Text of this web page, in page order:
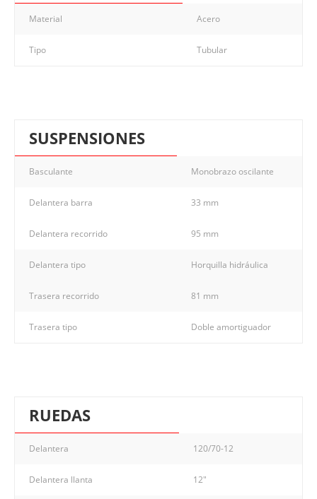
Material Acero
Tipo Tubular
SUSPENSIONES
Basculante Monobrazo oscilante
Delantera barra 33 mm
Delantera recorrido 95 mm
Delantera tipo Horquilla hidráulica
Trasera recorrido 81 mm
Trasera tipo Doble amortiguador
RUEDAS
Delantera 120/70-12
Delantera llanta 12"